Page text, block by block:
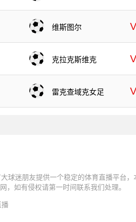
维斯图尔
克拉克斯维克
雷克查域克女足
球迷朋友提供一个稳定的体育直播平台
，如有侵权请第一时间联系我们处理。
播